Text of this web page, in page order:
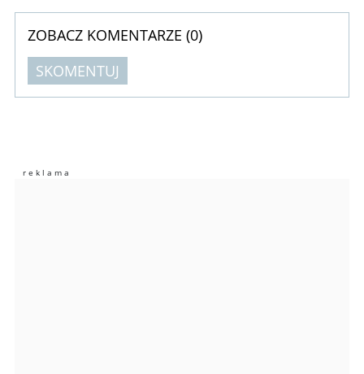
ZOBACZ KOMENTARZE (0)
SKOMENTUJ
Imię (Wymagane)